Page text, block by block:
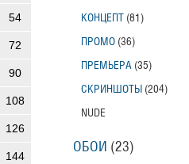
54
72
90
108
126
144
КОНЦЕПТ (81)
ПРОМО (36)
ПРЕМЬЕРА (35)
СКРИНШОТЫ (204)
NUDE
ОБОИ (23)